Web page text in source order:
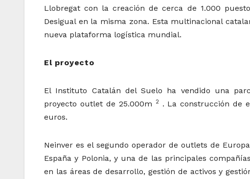
Llobregat con la creación de cerca de 1.000
Desigual en la misma zona. Esta multinacional
nueva plataforma logística mundial.
El proyecto
El Instituto Catalán del Suelo ha vendido una
proyecto outlet de 25.000m
2. La construcción de
euros.
Neinver es el segundo operador de outlets de
España y Polonia, y una de las principales
en las áreas de desarrollo, gestión de activos y